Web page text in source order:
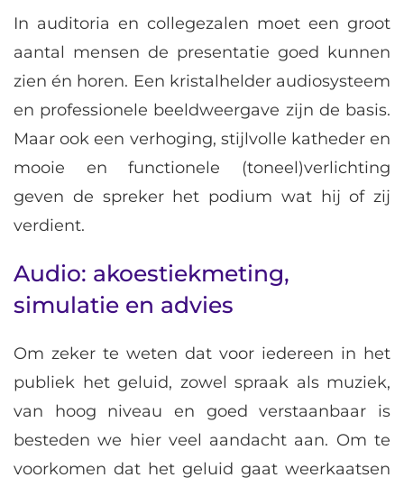
In auditoria en collegezalen moet een groot
aantal mensen de presentatie goed kunnen
zien én horen. Een kristalhelder audiosysteem
en professionele beeldweergave zijn de basis.
Maar ook een verhoging, stijlvolle katheder en
mooie en functionele (toneel)verlichting
geven de spreker het podium wat hij of zij
verdient.
Audio: akoestiekmeting,
simulatie en advies
Om zeker te weten dat voor iedereen in het
publiek het geluid, zowel spraak als muziek,
van hoog niveau en goed verstaanbaar is
besteden we hier veel aandacht aan. Om te
voorkomen dat het geluid gaat weerkaatsen